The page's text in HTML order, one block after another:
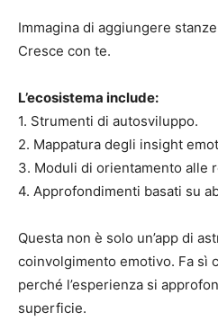
Immagina di aggiungere
Cresce con te.
L’ecosistema include:
1. Strumenti di autosviluppo.
2. Mappatura degli insight
3. Moduli di orientamento alle
4. Approfondimenti basati su
Questa non è solo un’app di
coinvolgimento emotivo. Fa sì
perché l’esperienza si
superficie.